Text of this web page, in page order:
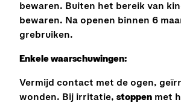
bewaren. Buiten het bereik van
bewaren. Na openen binnen 6
grebruiken.
Enkele waarschuwingen:
Vermijd contact met de ogen,
wonden. Bij irritatie, stoppen met